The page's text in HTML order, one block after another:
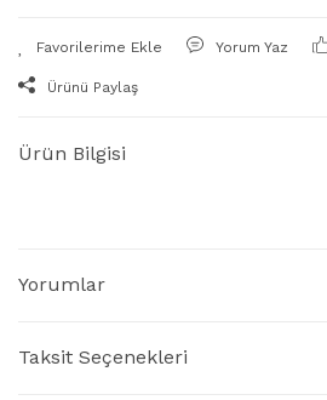
Yorum Yaz
Ürünü Paylaş
Ürün Bilgisi
Yorumlar
Taksit Seçenekleri